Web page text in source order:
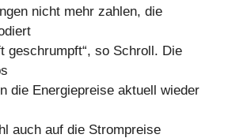
nicht mehr zahlen, die
geschrumpft“, so Schroll. Die
die Energiepreise aktuell wieder
auch auf die Strompreise